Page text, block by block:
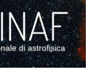
di astrofisica